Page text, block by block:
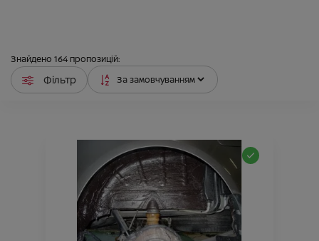
Знайдено 164 пропозицій:
Фільтр